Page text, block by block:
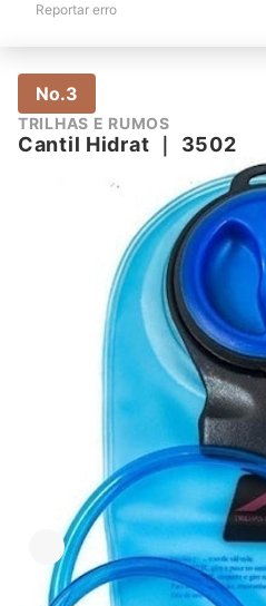
Reportar erro
No.3
TRILHAS E RUMOS
Cantil Hidrat 3502